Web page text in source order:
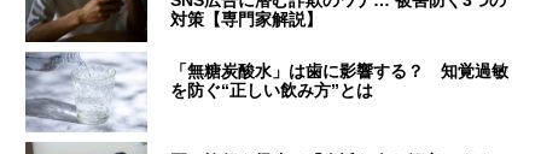
対策【専門家解説】
「無糖炭酸水」は歯に影響する？ 知覚過敏
を防ぐ“正しい飲み方”とは